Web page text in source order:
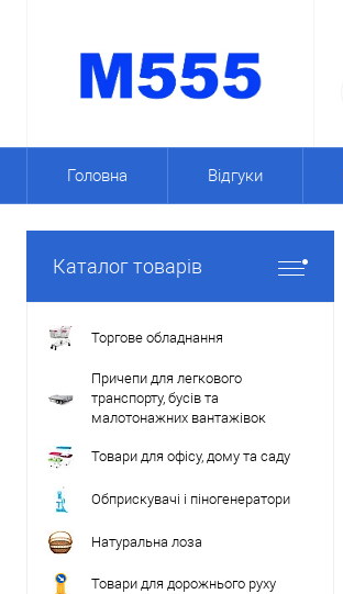
Головна Відгуки
Каталог товарів
Торгове обладнання
Причепи для легкового
транспорту, бусів та
малотонажних вантажівок
Товари для офісу, дому та саду
Обприскувачі і піногенератори
Натуральна лоза
Товари для дорожнього руху